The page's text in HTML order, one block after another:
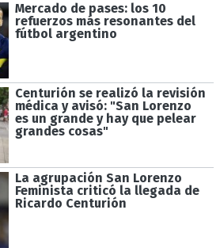
Mercado de pases: los 10
refuerzos más resonantes del
fútbol argentino
Centurión se realizó la revisión
médica y avisó: "San Lorenzo
es un grande y hay que pelear
grandes cosas"
La agrupación San Lorenzo
Feminista criticó la llegada de
Ricardo Centurión